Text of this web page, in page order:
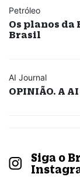
Petróleo
Os planos da
Brasil
AI Journal
OPINIÃO. A
Siga o